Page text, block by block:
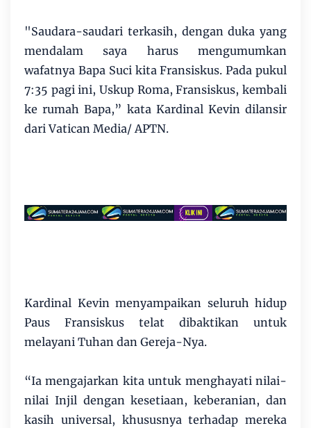
"Saudara-saudari terkasih, dengan duka yang
mendalam saya harus mengumumkan
wafatnya Bapa Suci kita Fransiskus. Pada pukul
7:35 pagi ini, Uskup Roma, Fransiskus, kembali
ke rumah Bapa,” kata Kardinal Kevin dilansir
dari Vatican Media/ APTN.
Kardinal Kevin menyampaikan seluruh hidup
Paus Fransiskus telat dibaktikan untuk
melayani Tuhan dan Gereja-Nya.
“Ia mengajarkan kita untuk menghayati nilai-
nilai Injil dengan kesetiaan, keberanian, dan
kasih universal, khususnya terhadap mereka